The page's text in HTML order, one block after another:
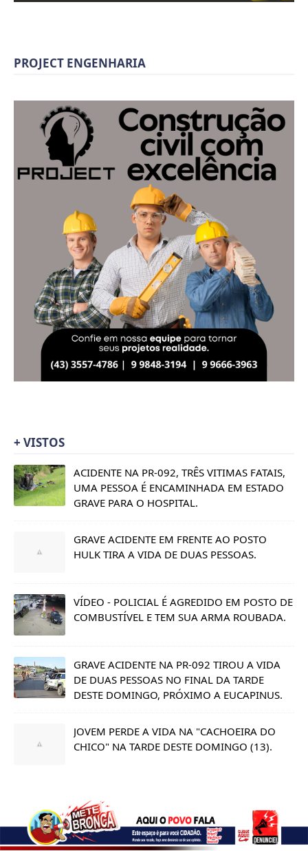
PROJECT ENGENHARIA
+ VISTOS
ACIDENTE NA PR-092, TRÊS VITIMAS FATAIS,
UMA PESSOA É ENCAMINHADA EM ESTADO
GRAVE PARA O HOSPITAL.
GRAVE ACIDENTE EM FRENTE AO POSTO
HULK TIRA A VIDA DE DUAS PESSOAS.
VÍDEO - POLICIAL É AGREDIDO EM POSTO DE
COMBUSTÍVEL E TEM SUA ARMA ROUBADA.
GRAVE ACIDENTE NA PR-092 TIROU A VIDA
DE DUAS PESSOAS NO FINAL DA TARDE
DESTE DOMINGO, PRÓXIMO A EUCAPINUS.
JOVEM PERDE A VIDA NA "CACHOEIRA DO
CHICO" NA TARDE DESTE DOMINGO (13).